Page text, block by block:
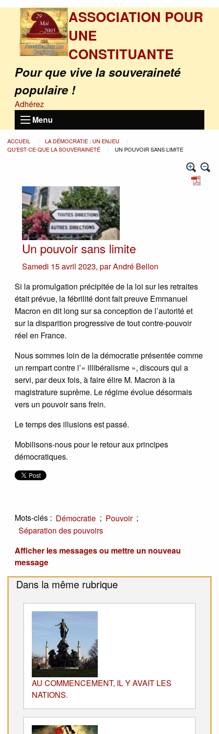
ASSOCIATION POUR
UNE
CONSTITUANTE
Pour que vive la souveraineté
populaire !
Adhérez
Menu
ACCUEIL
LA DÉMOCRATIE : UN ENJEU
QU’EST-CE-QUE LA SOUVERAINETÉ
UN POUVOIR SANS LIMITE
Un pouvoir sans limite
Samedi 15 avril 2023, parAndré Bellon
Si la promulgation précipitée de la loi sur les retraites
était prévue, la fébrilité dont fait preuve Emmanuel
Macron en dit long sur sa conception de l’autorité et
sur la disparition progressive de tout contre-pouvoir
réel en France.
Nous sommes loin de la démocratie présentée comme
un rempart contre l’« illibéralisme », discours qui a
servi, par deux fois, à faire élire M. Macron à la
magistrature suprême. Le régime évolue désormais
vers un pouvoir sans frein.
Le temps des illusions est passé.
Mobilisons-nous pour le retour aux principes
démocratiques.
Mots-clés : Démocratie ; Pouvoir ;
Séparation des pouvoirs
Afficher les messages ou mettre un nouveau
message
Dans la même rubrique
AU COMMENCEMENT, IL Y AVAIT LES
NATIONS.